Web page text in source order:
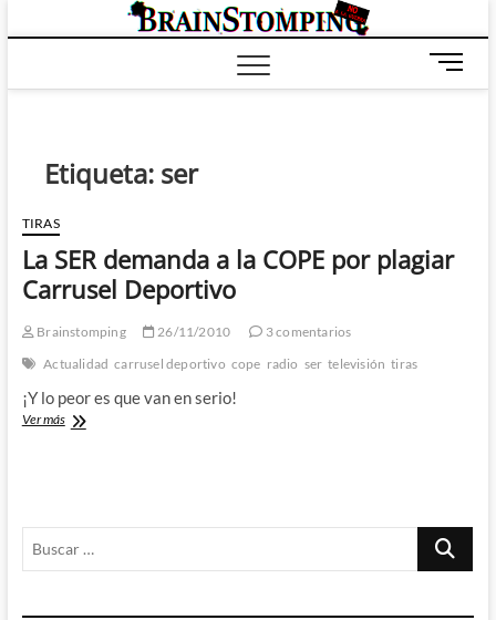
al
ALL-NEW! ALL-
B
o
e
Etiqueta: ser
TIRAS
La SER demanda a la COPE por plagiar
Carrusel Deportivo
Brainstomping 26/11/2010
3 comentarios
Actualidad carrusel deportivo cope radio ser televisión tiras
¡Y lo peor es que van en serio!
Ver másLa
plagiar
Carrusel
Buscar